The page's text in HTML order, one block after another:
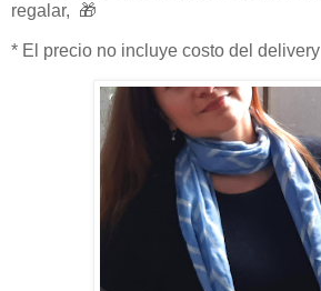
regalar, 🎁
* El precio no incluye costo del delivery